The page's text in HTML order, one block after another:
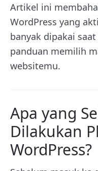
Artikel ini
WordPress yang
banyak dipakai
panduan memilih
websitemu.
Apa yang
Dilakukan
WordPress?